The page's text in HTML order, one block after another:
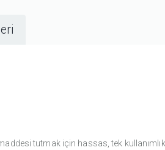
tutmak için hassas, tek